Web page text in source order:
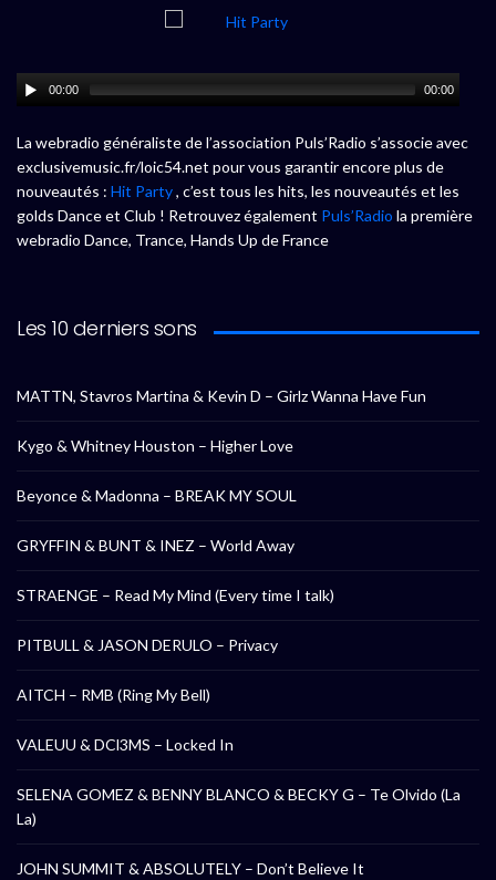
00:00 00:00
La webradio généraliste de l’association Puls’Radio s’associe avec
exclusivemusic.fr/loic54.net pour vous garantir encore plus de
nouveautés : Hit Party, c’est tous les hits, les nouveautés et les
golds Dance et Club ! Retrouvez également Puls’Radio la première
webradio Dance, Trance, Hands Up de France
Les 10 derniers sons
MATTN, Stavros Martina & Kevin D – Girlz Wanna Have Fun
Kygo & Whitney Houston – Higher Love
Beyonce & Madonna – BREAK MY SOUL
GRYFFIN & BUNT & INEZ – World Away
STRAENGE – Read My Mind (Every time I talk)
PITBULL & JASON DERULO – Privacy
AITCH – RMB (Ring My Bell)
VALEUU & DCl3MS – Locked In
SELENA GOMEZ & BENNY BLANCO & BECKY G – Te Olvido (La
La)
JOHN SUMMIT & ABSOLUTELY – Don’t Believe It